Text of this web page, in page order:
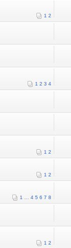
1 2
1 2 3 4
1 2
1 2
1 4 5 6 7 8
1 2